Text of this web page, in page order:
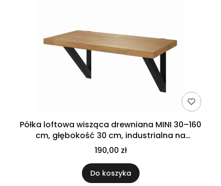
Półka loftowa wisząca drewniana MINI 30–160
cm, głębokość 30 cm, industrialna na
metalowych uchwytach
190,00 zł
Do koszyka